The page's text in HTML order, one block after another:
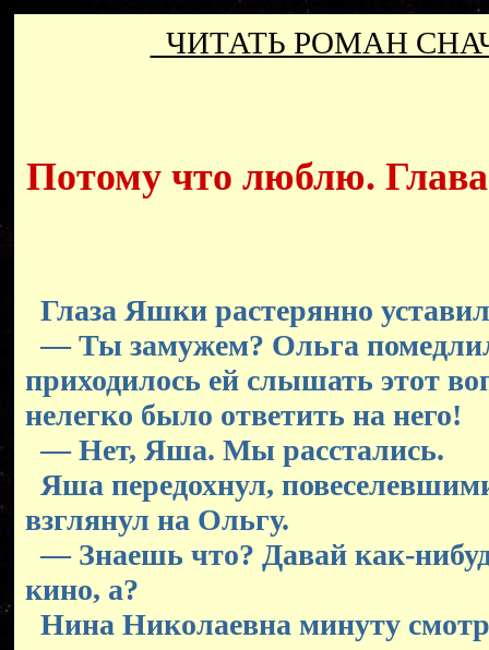
ЧИТАТЬ РОМАН
Потому что люблю.
Глаза Яшки растерянно
— Ты замужем? Ольга
приходилось ей слышать этот
нелегко было ответить на него!
— Нет, Яша. Мы расстались.
Яша передохнул,
взглянул на Ольгу.
— Знаешь что? Давай как-
кино, а?
Нина Николаевна минуту